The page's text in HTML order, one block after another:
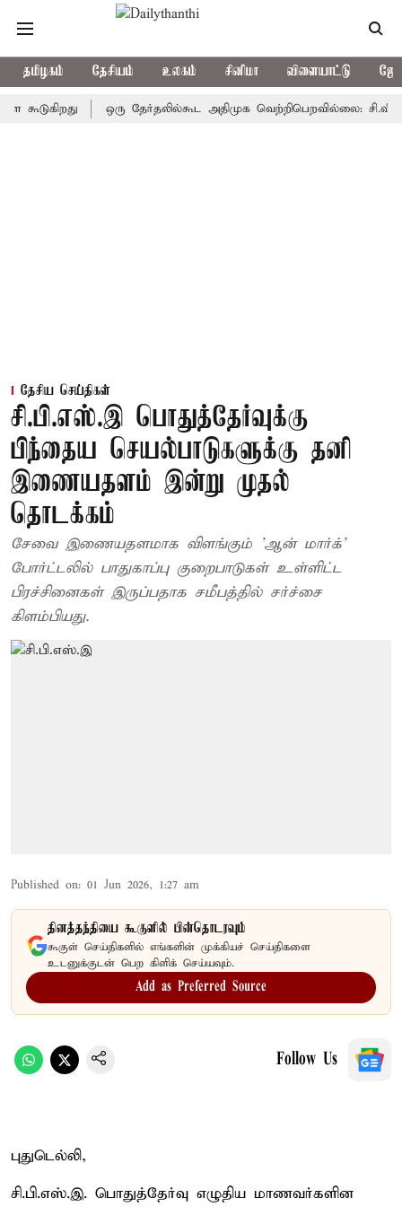
தமிழகம் தேசியம் உலகம் சினிமா விளையாட்டு
ஒரு தேர்தலில்கூட அதிமுக வெற்றிபெறவில்லை:
தேசிய செய்திகள்
சி.பி.எஸ்.இ பொதுத்தேர்வுக்கு
பிந்தைய செயல்பாடுகளுக்கு தனி
இணையதளம் இன்று முதல்
தொடக்கம்
சேவை இணையதளமாக விளங்கும் 'ஆன் மார்க்'
போர்ட்டலில் பாதுகாப்பு குறைபாடுகள் உள்ளிட்ட
பிரச்சினைகள் இருப்பதாக சமீபத்தில் சர்ச்சை
கிளம்பியது.
Published on: 01 Jun 2026, 1:27 am
தினத்தந்தியை கூகுளில் பின்தொடரவும்
கூகுள் செய்திகளில் எங்களின் முக்கியச் செய்திகளை
உடனுக்குடன் பெற கிளிக் செய்யவும்.
Add as Preferred Source
Follow Us
புதுடெல்லி,
சி.பி.எஸ்.இ. பொதுத்தேர்வு எழுதிய மாணவர்களின